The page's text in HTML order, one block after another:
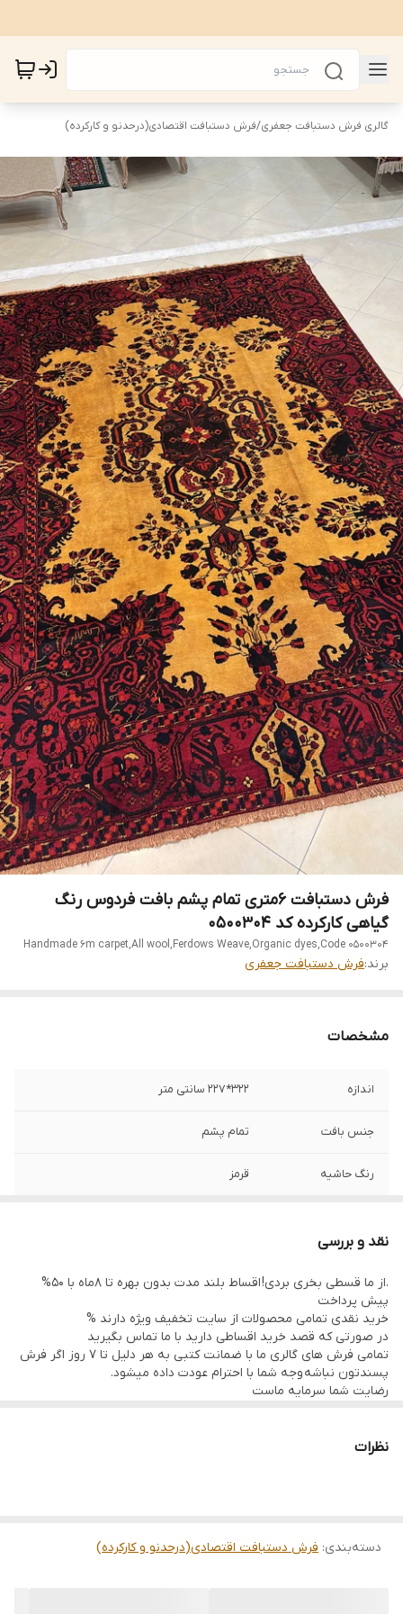
گالری فرش دستبافت جعفری/فرش دستبافت اقتصادی(درحدنو و کارکرده)
فرش دستبافت 6متری تمام پشم بافت فردوس رنگ
گیاهی کارکرده کد 0500304
Handmade 6m carpet,All wool,Ferdows Weave,Organic dyes,Code 0500304
برند:فرش دستبافت جعفری
مشخصات
اندازه 322*227 سانتی متر
جنس بافت تمام پشم
رنگ حاشیه قرمز
وضعیت کالا
نقد و بررسی
.از ما قسطی بخری بردی! اقساط بلند مدت بدون بهره تا 8ماه با 50%
پیش پرداخت
خرید نقدی تمامی محصولات از سایت تخفیف ویژه دارند %
در صورتی که قصد خرید اقساطی دارید با ما تماس بگیرید
تمامی فرش های گالری ما با ضمانت کتبی به هر دلیل تا 7 روز اگر فرش
پسندتون نباشه وجه شما با احترام عودت داده میشود.
رضایت شما سرمایه ماست
از فلسطین اشعالی) پذیرفته میشود
نظرات
دسته‌بندی: فرش دستبافت اقتصادی(درحدنو و کارکرده)